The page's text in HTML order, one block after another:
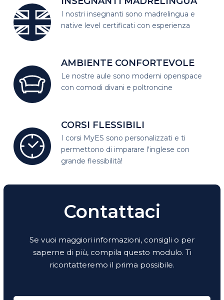
I nostri insegnanti sono madrelingua e
native level certificati con esperienza
AMBIENTE CONFORTEVOLE
Le nostre aule sono moderni openspace
con comodi divani e poltroncine
CORSI FLESSIBILI
I corsi MyES sono personalizzati eti
permettono di imparare l'inglese con
grande flessibilità!
Contattaci
Se vuoi maggiori informazioni, consigli o per
saperne di più, compila questo modulo. Ti
ricontatteremo il prima possibile.